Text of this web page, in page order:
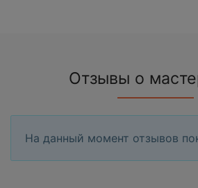
Отзывы о
На данный момент отзывов